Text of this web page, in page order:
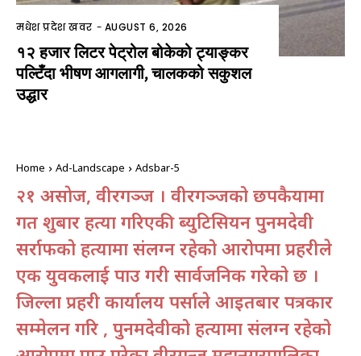
मधेश प्रदेश खवर - AUGUST 6, 2026
१२ हजार लिटर पेट्रोल बोकेको ट्याङ्कर
पल्टिँदा भीषण आगलागी, चालकको सकुशल
उद्धार